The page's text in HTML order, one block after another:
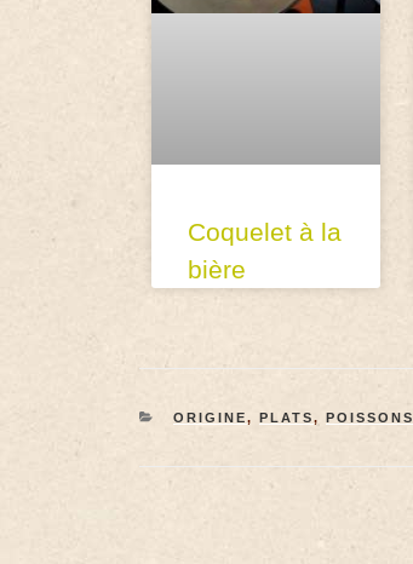
Coquelet à la
bière
ORIGINE, PLATS, POISSONS